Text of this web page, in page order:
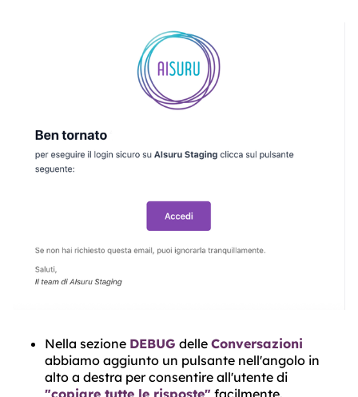
Nella sezione DEBUG delle Conversazioni
abbiamo aggiunto un pulsante nell'angolo in
alto a destra per consentire all'utente di